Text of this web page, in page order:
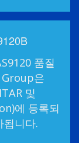
품질
Group은
및
에 등록되
됩니다.